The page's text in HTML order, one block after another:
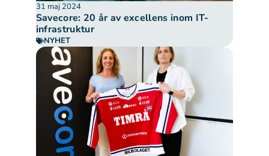
31 maj 2024
Savecore: 20 år av excellens inom IT-
infrastruktur
NYHET